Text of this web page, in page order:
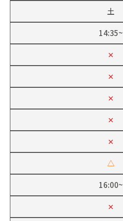
土
14:35~
✕
✕
✕
✕
✕
△
16:00~
✕